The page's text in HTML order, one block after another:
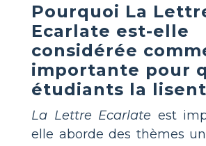
Pourquoi La
Ecarlate est-elle
considérée
importante pour
étudiants la
La Lettre Ecarlate est
elle aborde des thèmes